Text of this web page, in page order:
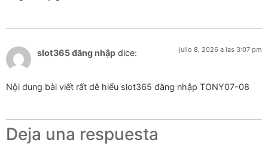
slot365 đăng nhập dice: julio 8, 2026 a las 3:07 pm
Nội dung bài viết rất dễ hiểu slot365 đăng nhập TONY07-08
Deja una respuesta